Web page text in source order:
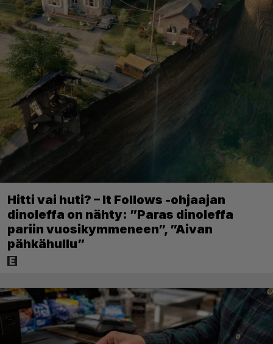
Hitti vai huti? – It Follows -ohjaajan
dinoleffa on nähty: ”Paras dinoleffa
pariin vuosikymmeneen”, ”Aivan
pähkähullu”